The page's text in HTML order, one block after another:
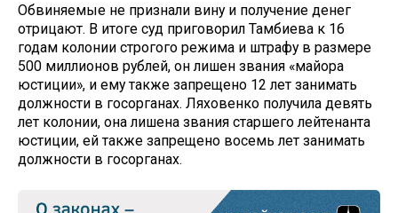
Обвиняемые не признали вину и получение денег
отрицают. В итоге суд приговорил Тамбиева к 16
годам колонии строгого режима и штрафу в размере
500 миллионов рублей, он лишен звания «майора
юстиции», и ему также запрещено 12 лет занимать
должности в госорганах. Ляховенко получила девять
лет колонии, она лишена звания старшего лейтенанта
юстиции, ей также запрещено восемь лет занимать
должности в госорганах.